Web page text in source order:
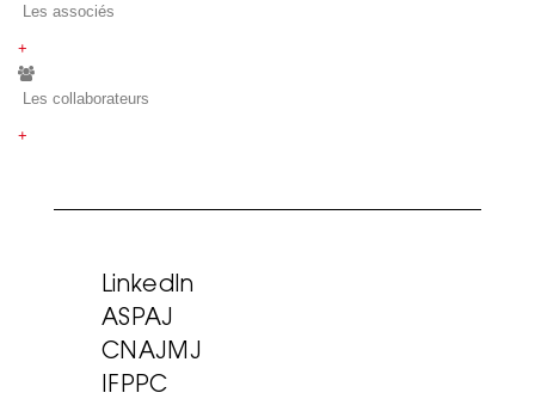
Les associés
+
Les collaborateurs
+
LinkedIn
ASPAJ
CNAJMJ
IFPPC